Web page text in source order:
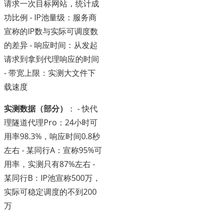
请求一次目标网站，统计成
功比例 - IP池量级：服务商
宣称的IP数与实际可调度数
的差异 - 响应时间：从发起
请求到拿到代理响应的时间
- 带宽上限：实测大文件下
载速度
实测数据（部分）
： - 快代
理隧道代理Pro：24小时可
用率98.3%，响应时间0.8秒
左右 - 某同行A：宣称95%可
用率，实测只有87%左右 -
某同行B：IP池宣称500万，
实际可稳定调度的不到200
万